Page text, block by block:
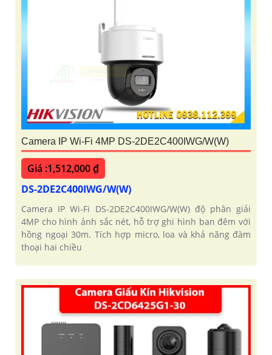
Camera IP Wi-Fi 4MP DS-2DE2C400IWG/W(W)
Giá :1,512,000 ₫
DS-2DE2C400IWG/W(W)
Camera IP Wi-Fi DS-2DE2C400IWG/W(W) độ phân giải
4MP cho hình ảnh sắc nét, hỗ trợ ghi hình ban đêm với
hồng ngoại 30m. Tích hợp micro, loa và khả năng đàm
thoại hai chiều